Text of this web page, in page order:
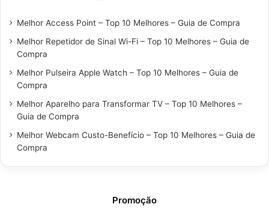
Melhor Access Point – Top 10 Melhores – Guia de Compra
Melhor Repetidor de Sinal Wi-Fi – Top 10 Melhores – Guia de
Compra
Melhor Pulseira Apple Watch – Top 10 Melhores – Guia de
Compra
Melhor Aparelho para Transformar TV – Top 10 Melhores –
Guia de Compra
Melhor Webcam Custo-Benefício – Top 10 Melhores – Guia de
Compra
Promoção